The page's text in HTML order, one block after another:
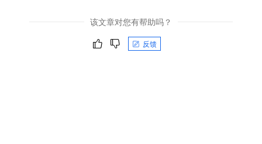
该文章对您有帮助吗？
反馈